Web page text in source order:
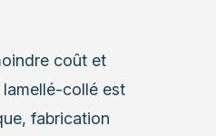
coût et
collé est
fabrication